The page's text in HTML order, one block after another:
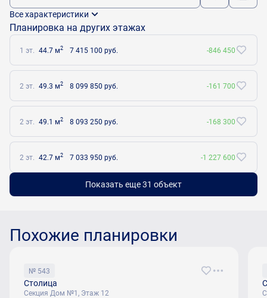
Все характеристики
Планировка на других этажах
1 эт. 44.7 м2 7 415 100 руб. -846 450
2 эт. 49.3 м2 8 099 850 руб. -161 700
2 эт. 49.1 м2 8 093 250 руб. -168 300
2 эт. 42.7 м2 7 033 950 руб. -1 227 600
Показать еще 31 объект
Похожие планировки
№ 543
Столица
Секция Дом №1, Этаж 12